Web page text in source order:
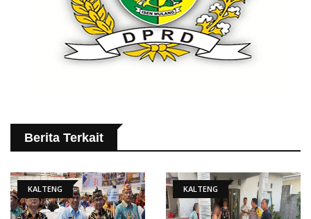
Berita Terkait
KALTENG KALTENG